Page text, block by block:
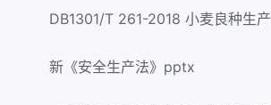
DB1301/T 261-2018 小麦良种生
新《安全生产法》pptx